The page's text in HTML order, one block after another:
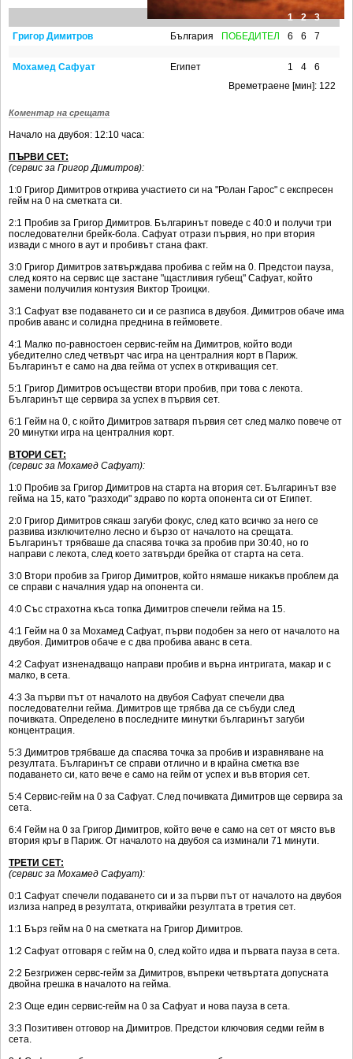
КЛУБОВЕ
ЖЪЛТО
РАКЕТНИ
Спорт&Фитнес
1 2
3
Григор Димитров
България ПОБЕДИТЕЛ 6 6 7
Мохамед Сафуат Египет 1 4
6
Времетраене [мин]: 122
Коментар на срещата
Начало на двубоя: 12:10 часа:
ПЪРВИ СЕТ:
(сервис за Григор Димитров):
1:0 Григор Димитров открива участието си на "Ролан Гарос" с експресен
гейм на 0 на сметката си.
2:1 Пробив за Григор Димитров. Българинът поведе с 40:0 и получи три
последователни брейк-бола. Сафуат отрази първия, но при втория
извади с много в аут и пробивът стана факт.
3:0 Григор Димитров затвърждава пробива с гейм на 0. Предстои пауза,
след която на сервис ще застане "щастливия губещ" Сафуат, който
замени получилия контузия Виктор Троицки.
3:1 Сафуат взе подаването си и се разписа в двубоя. Димитров обаче има
пробив аванс и солидна преднина в геймовете.
4:1 Малко по-равностоен сервис-гейм на Димитров, който води
убедително след четвърт час игра на централния корт в Париж.
Българинът е само на два гейма от успех в откриващия сет.
5:1 Григор Димитров осъществи втори пробив, при това с лекота.
Българинът ще сервира за успех в първия сет.
6:1 Гейм на 0, с който Димитров затваря първия сет след малко повече от
20 минутки игра на централния корт.
ВТОРИ СЕТ:
(сервис за Мохамед Сафуат):
1:0 Пробив за Григор Димитров на старта на втория сет. Българинът взе
гейма на 15, като "разходи" здраво по корта опонента си от Египет.
2:0 Григор Димитров сякаш загуби фокус, след като всичко за него се
развива изключително лесно и бързо от началото на срещата.
Българинът трябваше да спасява точка за пробив при 30:40, но го
направи с лекота, след което затвърди брейка от старта на сета.
3:0 Втори пробив за Григор Димитров, който нямаше никакъв проблем да
се справи с началния удар на опонента си.
4:0 Със страхотна къса топка Димитров спечели гейма на 15.
4:1 Гейм на 0 за Мохамед Сафуат, първи подобен за него от началото на
двубоя. Димитров обаче е с два пробива аванс в сета.
4:2 Сафуат изненадващо направи пробив и върна интригата, макар и с
малко, в сета.
4:3 За първи път от началото на двубоя Сафуат спечели два
последователни гейма. Димитров ще трябва да се събуди след
почивката. Определено в последните минутки българинът загуби
концентрация.
5:3 Димитров трябваше да спасява точка за пробив и изравняване на
резултата. Българинът се справи отлично и в крайна сметка взе
подаването си, като вече е само на гейм от успех и във втория сет.
5:4 Сервис-гейм на 0 за Сафуат. След почивката Димитров ще сервира за
сета.
6:4 Гейм на 0 за Григор Димитров, който вече е само на сет от място във
втория кръг в Париж. От началото на двубоя са изминали 71 минути.
ТРЕТИ СЕТ:
(сервис за Мохамед Сафуат):
0:1 Сафуат спечели подаването си и за първи път от началото на двубоя
излиза напред в резултата, откривайки резултата в третия сет.
1:1 Бърз гейм на 0 на сметката на Григор Димитров.
1:2 Сафуат отговаря с гейм на 0, след който идва и първата пауза в сета.
2:2 Безгрижен сервс-гейм за Димитров, въпреки четвъртата допусната
двойна грешка в началото на гейма.
2:3 Още един сервис-гейм на 0 за Сафуат и нова пауза в сета.
3:3 Позитивен отговор на Димитров. Предстои ключовия седми гейм в
сета.